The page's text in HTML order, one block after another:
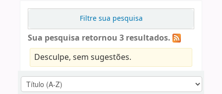
Filtre sua pesquisa
Sua pesquisa retornou 3 resultados.
Desculpe, sem sugestões.